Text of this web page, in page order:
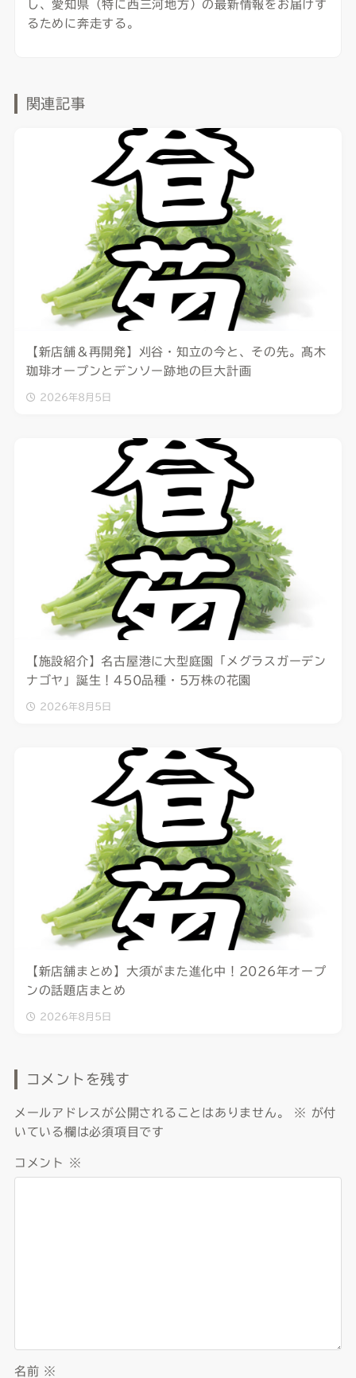
し、愛知県（特に西三河地方）の最新情報をお届けす
るために奔走する。
関連記事
【新店舗＆再開発】刈谷・知立の今と、その先。髙木
珈琲オープンとデンソー跡地の巨大計画
2026年8月5日
【施設紹介】名古屋港に大型庭園「メグラスガーデン
ナゴヤ」誕生！450品種・5万株の花園
2026年8月5日
【新店舗まとめ】大須がまた進化中！2026年オープ
ンの話題店まとめ
2026年8月5日
コメントを残す
メールアドレスが公開されることはありません。 ※ が付
いている欄は必須項目です
コメント ※
名前 ※